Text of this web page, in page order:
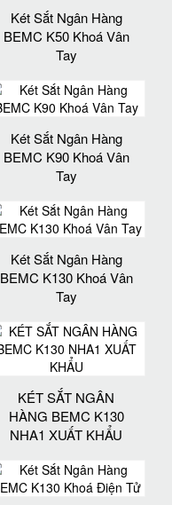
Két Sắt Ngân Hàng
BEMC K50 Khoá Vân
Tay
Két Sắt Ngân Hàng
BEMC K90 Khoá Vân
Tay
Két Sắt Ngân Hàng
BEMC K130 Khoá Vân
Tay
KÉT SẮT NGÂN
HÀNG BEMC K130
NHA1 XUẤT KHẨU